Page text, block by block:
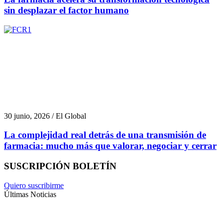
sin desplazar el factor humano
30 junio, 2026 / El Global
La complejidad real detrás de una transmisión de
farmacia: mucho más que valorar, negociar y cerrar
SUSCRIPCIÓN BOLETÍN
Quiero suscribirme
Últimas Noticias